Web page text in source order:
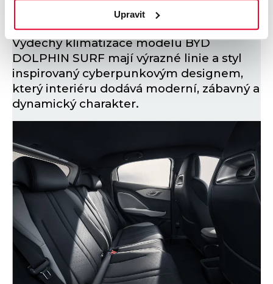
Upravit
Hravé designové detaily
Výdechy klimatizace modelu BYD
DOLPHIN SURF mají výrazné linie a styl
inspirovaný cyberpunkovým designem,
který interiéru dodává moderní, zábavný a
dynamický charakter.